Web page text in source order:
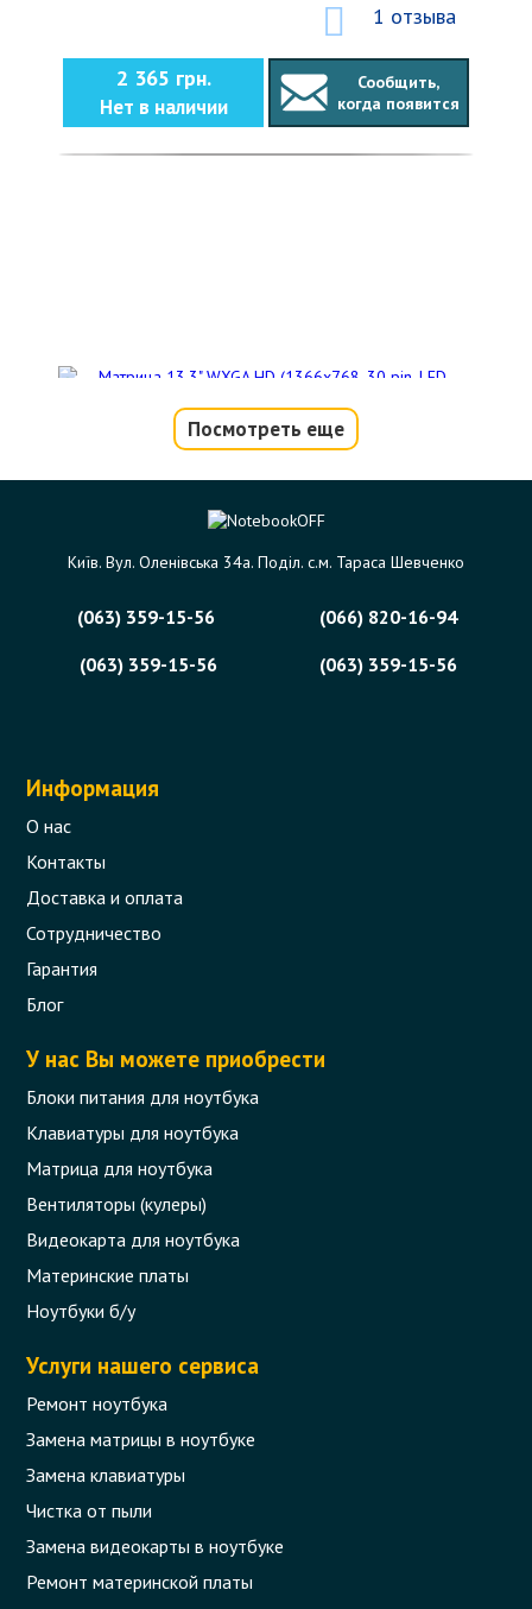
1 отзыва
2 365 грн.
Нет в наличии
Сообщить,
когда появится
Матрица 13.3" WXGA HD (1366x768, 30
Код товара - 11143
2 967 грн.
Сообщить,
Посмотреть еще
Київ. Вул. Оленівська 34а. Поділ. с.м. Тараса Шевченко
(063) 359-15-56
(066) 820-16-94
(063) 359-15-56
(063) 359-15-56
Информация
О нас
Контакты
Доставка и оплата
Сотрудничество
Гарантия
Блог
У нас Вы можете приобрести
Блоки питания для ноутбука
Клавиатуры для ноутбука
Матрица для ноутбука
Вентиляторы (кулеры)
Видеокарта для ноутбука
Материнские платы
Ноутбуки б/у
Услуги нашего сервиса
Ремонт ноутбука
Замена матрицы в ноутбуке
Замена клавиатуры
Чистка от пыли
Замена видеокарты в ноутбуке
Ремонт материнской платы